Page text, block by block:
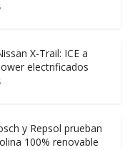
X-Trail: ICE a
electrificados
y Repsol prueban
100% renovable